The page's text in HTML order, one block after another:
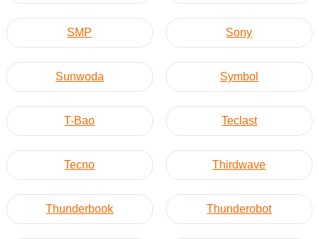
SMP Sony
Sunwoda Symbol
T-Bao Teclast
Tecno Thirdwave
Thunderbook Thunderobot